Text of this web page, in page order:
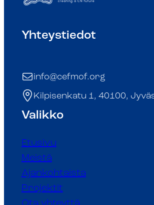
Yhteystiedot
info@cefmof.org
Kilpisenkatu 1, 40100,
Valikko
Etusivu
Meistä
Ajankohtaista
Projektit